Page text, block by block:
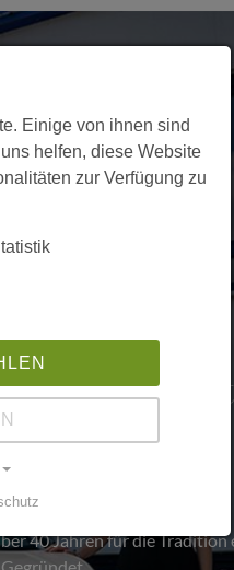
Generationen
40 Jahren für die
Einige von ihnen sind
helfen, diese Website
zur Verfügung zu